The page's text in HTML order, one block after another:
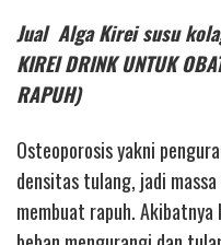
Jual Alga Kirei susu
KIREI DRINK UNTUK
RAPUH)
Osteoporosis yakni
densitas tulang, jadi
membuat rapuh.